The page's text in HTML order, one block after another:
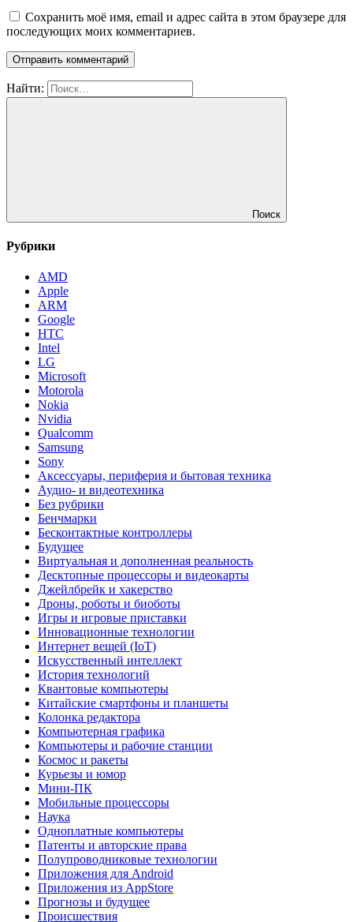
Сохранить моё имя, email и адрес сайта в этом браузере для
последующих моих комментариев.
Найти:
Поиск
Рубрики
AMD
Apple
ARM
Google
HTC
Intel
LG
Microsoft
Motorola
Nokia
Nvidia
Qualcomm
Samsung
Sony
Аксессуары, периферия и бытовая техника
Аудио- и видеотехника
Без рубрики
Бенчмарки
Бесконтактные контроллеры
Будущее
Виртуальная и дополненная реальность
Десктопные процессоры и видеокарты
Джейлбрейк и хакерство
Дроны, роботы и биоботы
Игры и игровые приставки
Инновационные технологии
Интернет вещей (IoT)
Искусственный интеллект
История технологий
Квантовые компьютеры
Китайские смартфоны и планшеты
Колонка редактора
Компьютерная графика
Компьютеры и рабочие станции
Космос и ракеты
Курьезы и юмор
Мини-ПК
Мобильные процессоры
Наука
Одноплатные компьютеры
Патенты и авторские права
Полупроводниковые технологии
Приложения для Android
Приложения из AppStore
Прогнозы и будущее
Происшествия